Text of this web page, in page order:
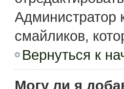
Администратор
смайликов,
Вернуться к
Могу ли я